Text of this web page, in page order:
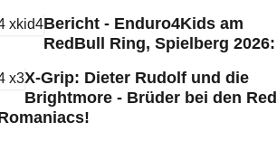
Bericht - Enduro4Kids am
RedBull Ring, Spielberg 2026:
X-Grip: Dieter Rudolf und die
Brightmore - Brüder bei den Red